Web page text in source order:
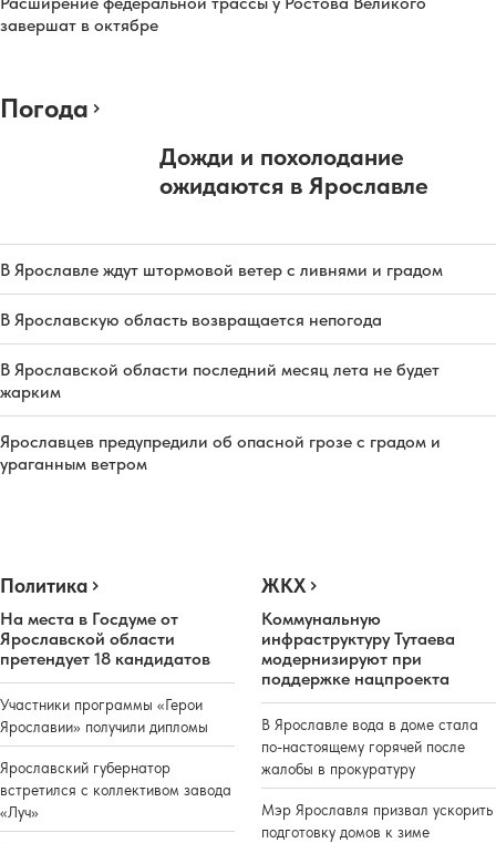
завершат в октябре
Погода
Дожди и похолодание
ожидаются в Ярославле
В Ярославле ждут штормовой ветер с ливнями и градом
В Ярославскую область возвращается непогода
В Ярославской области последний месяц лета не будет
жарким
Ярославцев предупредили об опасной грозе с градом и
ураганным ветром
Политика
На места в Госдуме от
Ярославской области
претендует 18 кандидатов
Участники программы «Герои
Ярославии» получили дипломы
Ярославский губернатор
встретился с коллективом завода
«Луч»
ЖКХ
Коммунальную
инфраструктуру Тутаева
модернизируют при
поддержке нацпроекта
В Ярославле вода в доме стала
по-настоящему горячей после
жалобы в прокуратуру
Мэр Ярославля призвал ускорить
подготовку домов к зиме